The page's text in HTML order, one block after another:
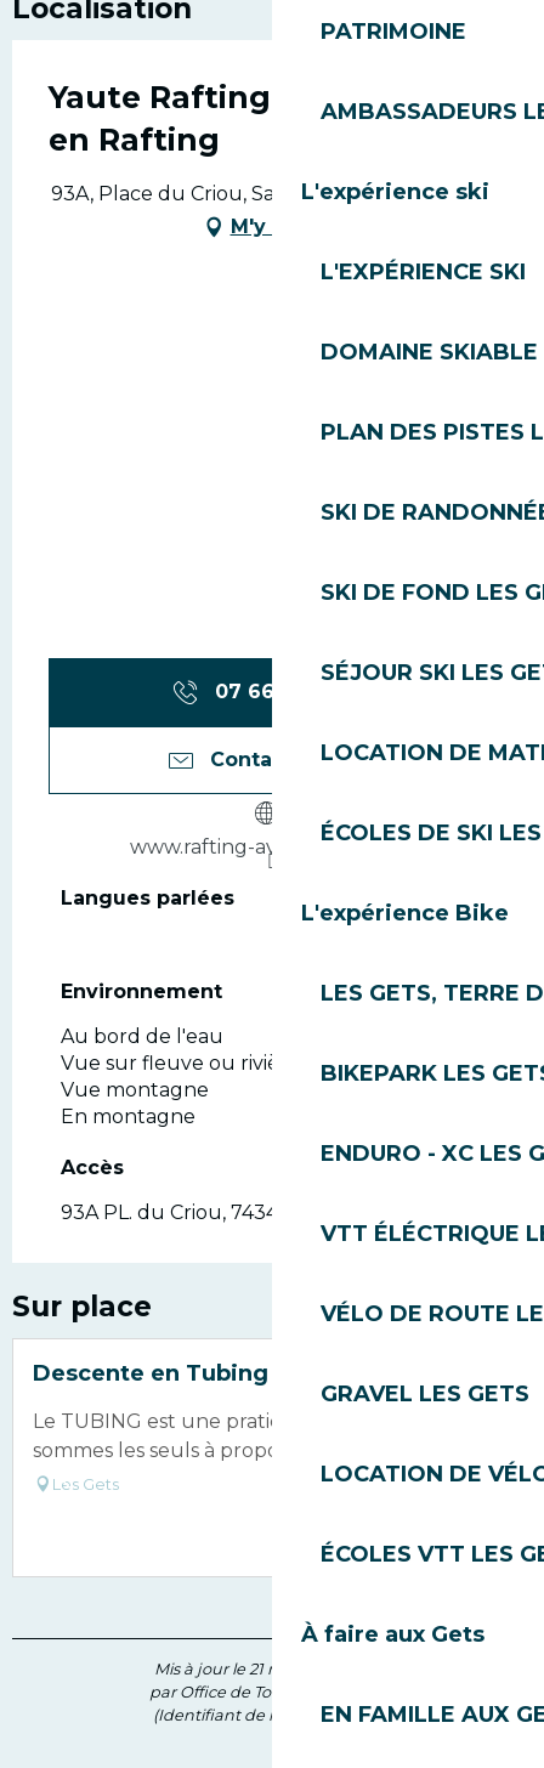
PATRIMOINE
AMBASSADEURS
L'expérience ski
L'EXPÉRIENCE SKI
DOMAINE SKIABLE
PLAN DES PISTES
SKI DE
SKI DE FOND LES
SÉJOUR SKI LES
LOCATION DE
ÉCOLES DE SKI
L'expérience Bike
LES GETS, TERRE
BIKEPARK LES
ENDURO - XC LES
VTT ÉLÉCTRIQUE
VÉLO DE ROUTE
GRAVEL LES GETS
LOCATION DE
ÉCOLES VTT LES
À faire aux Gets
EN FAMILLE AUX
Localisation
Yaute Rafting - Descente
en Rafting
93A, Place du Criou, Samoens, 74260 Les Gets
M'y rendre
07 66 52 38
Contactez-nous
www.rafting-aventure74.com
Langues parlées
Langues parlées
Environnement
Environnement
Au bord de l'eau
Vue sur fleuve ou rivière
Vue montagne
En montagne
Accès
Accès
93A PL. du Criou, 74340 Samoëns
Sur place
Descente en Tubing
Le TUBING est une pratique nouvelle que nous
sommes les seuls à proposer en Haute Savoie.
Les Gets
Mis à jour le 21 mai 2025 à 10:24
par Office de Tourisme des Gets
(Identifiant de l'offre :
5776030)